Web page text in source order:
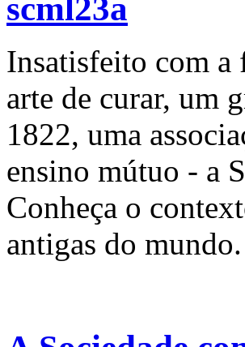
Insatisfeito com a
arte de curar, um
1822, uma
ensino mútuo - a
Conheça o
antigas do mundo.